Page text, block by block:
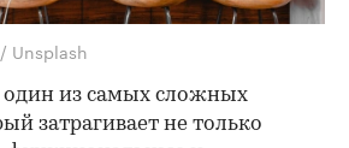
Unsplash
из самых сложных
затрагивает не только